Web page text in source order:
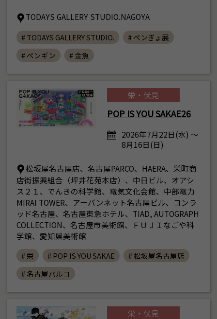
TODAYS GALLERY STUDIO.NAGOYA
# TODAYS GALLERY STUDIO.
# ペンぎょ展
# ペンギン
# 金魚
栄・伏見
POP IS YOU SAKAE26
2026年7月22日(水) ～
8月16日(日)
松坂屋名古屋店、名古屋PARCO、HAERA、栄町商
店街振興組合（坪井花苑本店）、中日ビル、オアシ
ス２１、でんきの科学館、電気文化会館、中部電力
MIRAI TOWER、アーバンネット名古屋ビル、コンラ
ッド名古屋、名古屋東急ホテル、TIAD, AUTOGRAPH
COLLECTION、名古屋市美術館、ＦＵＪＩなごや科
学館、愛知県美術館
# 栄 # POP IS YOU SAKAE
# 松坂屋名古屋店
# 名古屋パルコ
栄・伏見